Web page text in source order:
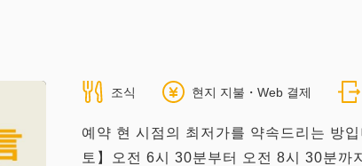
조식 현지 지불・Web 결제
예약 현 시점의 최저가를 약속드리는 방
토】오전 6시 30분부터 오전 8시 30분까